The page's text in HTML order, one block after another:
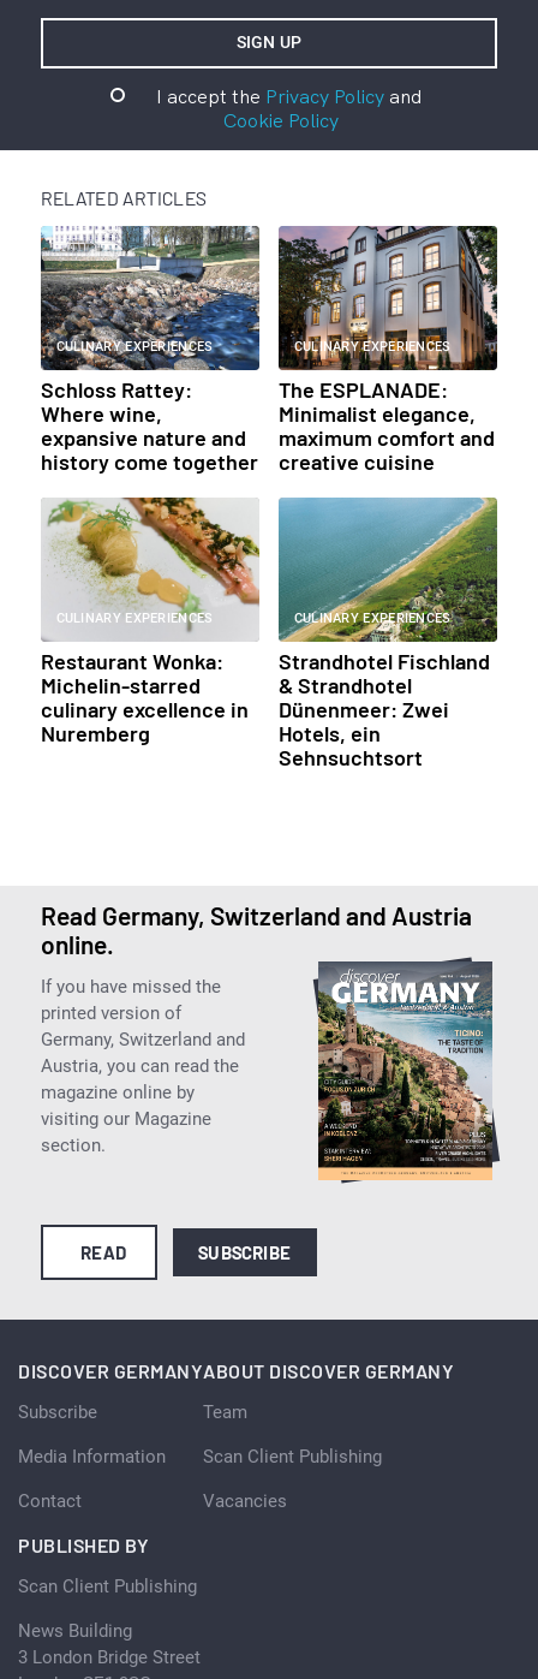
I accept the Privacy Policyand
Cookie Policy
RELATED ARTICLES
CULINARY EXPERIENCES
Schloss Rattey:
Where wine,
expansive nature and
history come together
CULINARY EXPERIENCES
The ESPLANADE:
Minimalist elegance,
maximum comfort and
creative cuisine
CULINARY EXPERIENCES
Restaurant Wonka:
Michelin-starred
culinary excellence in
Nuremberg
CULINARY EXPERIENCES
Strandhotel Fischland
& Strandhotel
Dünenmeer: Zwei
Hotels, ein
Sehnsuchtsort
Read Germany, Switzerland and Austria
online.
If you have missed the
printed version of
Germany, Switzerland and
Austria, you can read the
magazine online by
visiting our Magazine
section.
READ SUBSCRIBE
DISCOVER GERMANY
Subscribe
Media Information
Contact
ABOUT DISCOVER GERMANY
Team
Scan Client Publishing
Vacancies
PUBLISHED BY
Scan Client Publishing
News Building
3 London Bridge Street